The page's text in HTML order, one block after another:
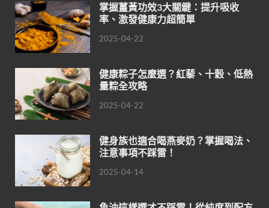
掌握薑黃功效3大關鍵：提升吸收
率、激發健康力超簡單
2025-04-22
健康粽子怎麼選？紅藜、十穀、低熱
量粽全攻略
2025-04-22
健身族也適合喝燕麥奶？掌握喝法、
注意事項不踩雷！
2025-04-14